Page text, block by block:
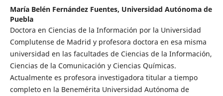
María Belén Fernández Fuentes, Universidad Autónoma de
Puebla
Doctora en Ciencias de la Información por la Universidad
Complutense de Madrid y profesora doctora en esa misma
universidad en las facultades de Ciencias de la Información,
Ciencias de la Comunicación y Ciencias Químicas.
Actualmente es profesora investigadora titular a tiempo
completo en la Benemérita Universidad Autónoma de